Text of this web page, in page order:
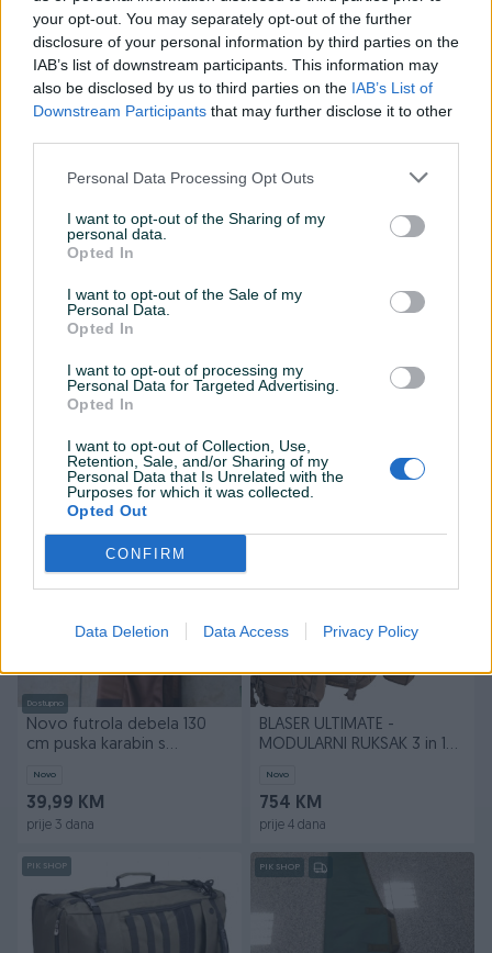
your opt-out. You may separately opt-out of the further
disclosure of your personal information by third parties on the
IAB’s list of downstream participants. This information may
also be disclosed by us to third parties on the IAB’s List of
Downstream Participants that may further disclose it to other
Personal Data Processing Opt Outs
I want to opt-out of the Sharing of my
personal data.
Opted In
I want to opt-out of the Sale of my
Personal Data.
Opted In
I want to opt-out of processing my
Personal Data for Targeted Advertising.
Opted In
I want to opt-out of Collection, Use,
Retention, Sale, and/or Sharing of my
Personal Data that Is Unrelated with the
Purposes for which it was collected.
Opted Out
CONFIRM
Data Deletion Data Access Privacy Policy
Dostupno
Vojna Taktička Torbica Oko
Ramena | Airsoft Military |
prije 3 dana
Dostupno
Taktička torbica
prije 3 dana
Novo lovacke fiseklije
20, 061741352
59,99 KM
prije 3 dana
PIK SHOP
Dostupno
optikom, 061741352
Novo
39,99 KM
Dostupno
Novo futrola debela 130
cm puska karabin s
Novo
39,99 KM
prije 3 dana
BLASER ULTIMATE -
MODULARNI RUKSAK 3 in 1
Novo
754 KM
prije 4 dana
PIK SHOP PIK SHOP